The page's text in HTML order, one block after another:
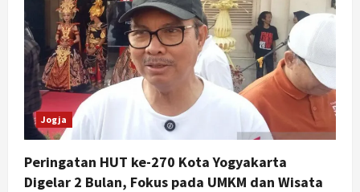
t
i
o
n Jogja
Peringatan HUT ke-270 Kota Yogyakarta
Digelar 2 Bulan, Fokus pada UMKM dan Wisata